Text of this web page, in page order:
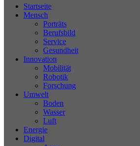
Startseite
Mensch
Porträts
Berufsbild
Service
Gesundheit
Innovation
Mobilität
Robotik
Forschung
Umwelt
Boden
Wasser
Luft
Energie
Digital